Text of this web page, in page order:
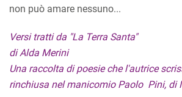
non può amare nessuno...
Versi tratti da "La Terra Santa"
di Alda Merini
Una raccolta di poesie che l'autrice
rinchiusa nel manicomio Paolo Pini, di